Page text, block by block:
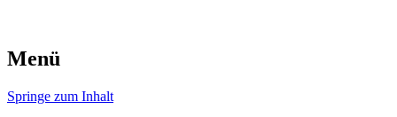
art aspects
art
Menü
Springe zum Inhalt